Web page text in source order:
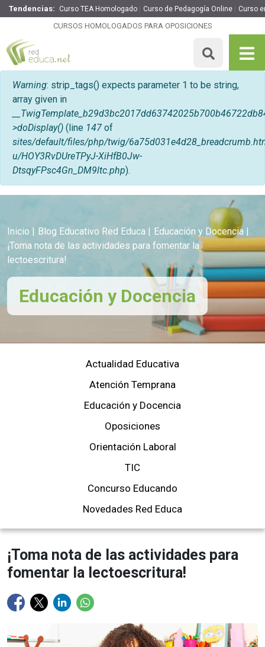
Tendencias: Curso TEA Homologado Curso de Pedagogía Online Curso
CURSOS HOMOLOGADOS PARA OPOSICIONES
Mensaje de error
Warning: strip_tags() expects parameter 1 to be string,
array given in
>doDisplay() (line 147 of
sites/default/files/php/twig/
u/HOY3RvDUreTPyJ-XiHfB0Jw-
DtsqyFPsc4Gn_DM9ltc.php).
Inicio Blog Educativo Red Educa
Educación y Docencia
¡Toma nota de las actividades para fomentar la
lectoescritura!
Educación y Docencia
Actualidad Educativa
Atención Temprana
Educación y Docencia
Oposiciones
Orientación Laboral
TIC
Concurso Educando
Novedades Red Educa
¡Toma nota de las actividades para
fomentar la lectoescritura!